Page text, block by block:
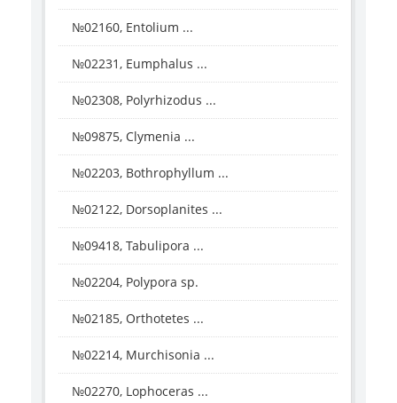
№02160, Entolium ...
№02231, Eumphalus ...
№02308, Polyrhizodus ...
№09875, Clymenia ...
№02203, Bothrophyllum ...
№02122, Dorsoplanites ...
№09418, Tabulipora ...
№02204, Polypora sp.
№02185, Orthotetes ...
№02214, Murchisonia ...
№02270, Lophoceras ...